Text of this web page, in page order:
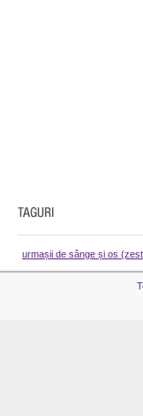
urmașii de sânge și os